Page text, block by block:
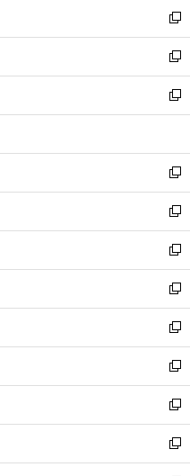
く
で
開
く
ド
ウ
で
開
く
ィ
ン
ド
ウ
で
開
い
ウ
ィ
ン
ド
ウ
開
く
新
し
い
ウ
ィ
ン
ウ
で
開
く
新
し
い
ウ
ン
ド
ウ
で
開
く
新
し
ウ
ィ
ン
ド
ウ
で
開
く
新
し
い
ウ
ィ
ン
ド
ウ
で
開
く
新
し
い
ウ
ィ
ン
ド
ウ
で
開
く
新
し
い
ウ
ィ
ン
ド
ウ
で
開
く
新
し
い
ウ
ィ
ン
ド
ウ
で
開
新
し
い
ウ
ィ
ン
ド
ウ
新
し
い
ウ
ィ
ン
新
し
い
ウ
新
し